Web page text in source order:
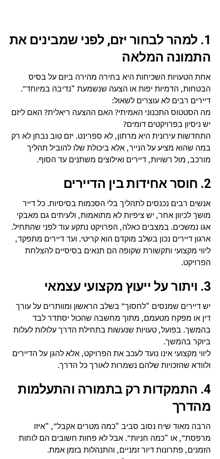
1. למהר לבחור יזם, לפני שמבינים את
התמונה המלאה
אחת הטעויות השכיחות היא בחירה מהירה ביזם על בסיס
הבטחות, הדמיות יפות או הצעה שנשמעת “נדיבה במיוחד”.
דיירים רבים לא עוצרים לשאול:
מה הסטטוס התכנוני האמיתי? האם ההצעה ריאלית? האם ליזם
יש ניסיון בפרויקטים דומים?
התחדשות עירונית היא מרתון, לא ספרינט. יזם טוב נבחן לא רק
במה שהוא מציע על הנייר, אלא ביכולת שלו להוביל תהליך
מורכב, מול רשויות, דיירים ואילוצים משתנים עד הסוף.
2. חוסר אחידות בין הדיירים
אנשים רבים נכנסים לתהליך בלי הסכמות בסיסיות. כל דייר
מושך לכיוון אחר, יש ציפיות לא מתואמות, ולעיתים גם מאבקי
אגו נמשכים. במצבים כאלה, הפרויקט נתקע עוד לפני שהתחיל.
ארגון דיירים נכון בשלב מוקדם הוא קריטי. ועד דיירים מתפקד,
ליווי מקצועי ותקשורת שקופה הם תנאים בסיסיים להצלחת
הפרויקט.
3. ויתור על ייעוץ מקצועי עצמאי
יש דיירים שמנסים “לחסוך” בשלב הראשון ומוותרים על עורך
דין או מפקח מטעמם, מתוך מחשבה שהכול יסתדר לבד
בהמשך. בפועל, טעויות שנעשות בתחילת הדרך עלולות לעלות
ביוקר בהמשך.
ליווי מקצועי אינו נועד לעכב את הפרויקט, אלא להגן על הדיירים
ולוודא שהזכויות שלהם נשמרות לאורך כל הדרך.
4. התמקדות רק בתמורה והתעלמות
מהדרך
הרבה מאוד שיח נסוב סביב “כמה מטרים אקבל”, “איזו
מרפסת”, או “כמה חניות”. אבל לא פחות חשובים הם לוחות
הזמנים, פתרונות דיור זמניים, והתנהלות בזמן אמת.